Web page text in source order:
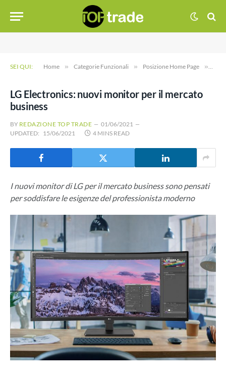
SEI QUI: Home » Categorie Funzionali » Posizione Home Page »
LG Electronics: nuovi monitor per il mercato
business
BY REDAZIONE TOP TRADE
01/06/2021
UPDATED: 15/06/2021 4 MINS READ
I nuovi monitor di LG per il mercato business sono pensati
per soddisfare le esigenze del professionista moderno